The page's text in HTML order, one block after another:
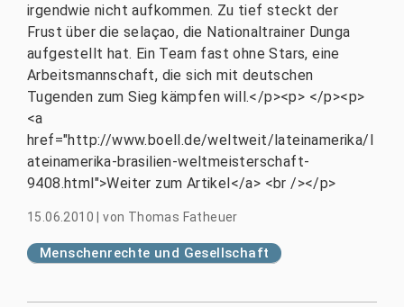
irgendwie nicht aufkommen. Zu tief steckt der
Frust über die selaçao, die Nationaltrainer Dunga
aufgestellt hat. Ein Team fast ohne Stars, eine
Arbeitsmannschaft, die sich mit deutschen
Tugenden zum Sieg kämpfen will.</p><p> </p><p>
<a
href="http://www.boell.de/weltweit/lateinamerika/l
ateinamerika-brasilien-weltmeisterschaft-
9408.html">Weiter zum Artikel</a> <br /></p>
15.06.2010 |von Thomas Fatheuer
Menschenrechte und Gesellschaft